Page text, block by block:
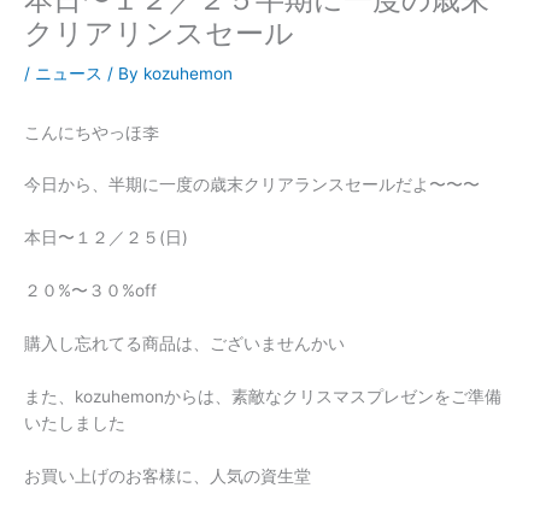
クリアリンスセール
/ ニュース / By kozuhemon
こんにちやっほ李
今日から、半期に一度の歳末クリアランスセールだよ〜〜〜
本日〜１２／２５(日)
２０%〜３０%off
購入し忘れてる商品は、ございませんかい
また、kozuhemonからは、素敵なクリスマスプレゼンをご準備
いたしました
お買い上げのお客様に、人気の資生堂